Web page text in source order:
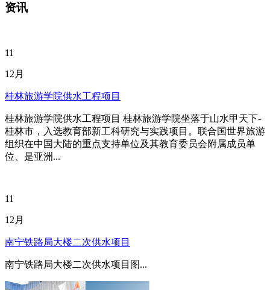
资讯
11
12月
桂林旅游学院供水工程项目
桂林旅游学院供水工程项目 桂林旅游学院坐落于山水甲天下-
桂林市，入选教育部新工科研究与实践项目。联合国世界旅游
组织在中国大陆的重点支持单位及其教育委员会附属成员单
位、是亚洲...
11
12月
南宁铁路局大楼二次供水项目
南宁铁路局大楼二次供水项目图...